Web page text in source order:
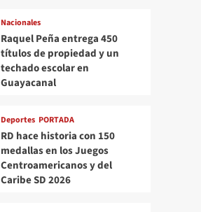
Nacionales
Raquel Peña entrega 450
títulos de propiedad y un
techado escolar en
Guayacanal
Deportes PORTADA
RD hace historia con 150
medallas en los Juegos
Centroamericanos y del
Caribe SD 2026